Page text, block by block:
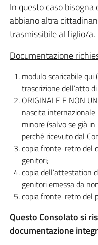
In questo caso
abbiano altra
trasmissibile al figlio/a.
Documentazione
modulo scaricabile qui (
trascrizione dell’atto
ORIGINALE E NON
nascita internazionale
minore (salvo se già
perché ricevuto dal
copia fronte-retro del
genitori;
copia dell’attestation
genitori emessa da
copia fronte-retro del
Questo Consolato si
documentazione